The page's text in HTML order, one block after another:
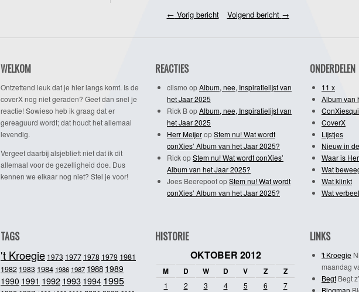
← Vorig bericht Volgend bericht →
WELKOM
Ontzettend leuk dat je hier langs komt. Is de
coverX nog niet geraden? Geef dan snel je
reactie! Sowieso heb ik graag dat er
gereaguurd wordt; dat houdt het allemaal
levendig.
Vergeet daarbij alsjeblieft niet dat ik dit
allemaal voor de gezelligheid doe. Dus
kennen we elkaar nog niet? Stel je voor!
REACTIES
clismo opAlbum, nee, Inspiratielijst van
het Jaar 2025
Rick BopAlbum, nee, Inspiratielijst van
het Jaar 2025
Herr MeijeropStem nu! Wat wordt
conXies’ Album van het Jaar 2025?
RickopStem nu! Wat wordt conXies’
Album van het Jaar 2025?
Joes BeerepootopStem nu! Wat wordt
conXies’ Album van het Jaar 2025?
ONDERDELEN
11 x
Album van
CoverX
Lijstjes
Nieuw in
Waar is
Wat
Wat klinkt
Wat
TAGS
't Kroegie 1973 1977 1978 1979 1981
1982 1983 1984 1986 1987 1988 1989
1990 1991 19921993 1994 1995
HISTORIE
OKTOBER 2012
M D W D V Z Z
1 2 3 4 5 6
7
LINKS
't Kroegie
maandag
Begt Begt